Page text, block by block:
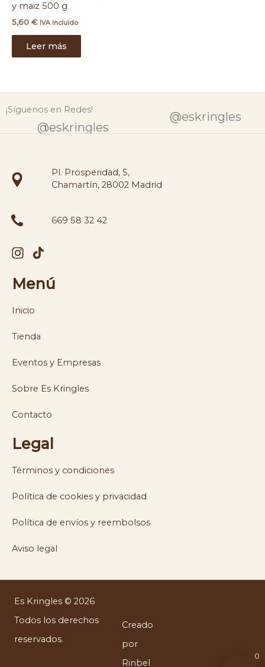
y maiz 500 g
5,60 € IVA incluido
Leer más
¡Síguenos en Redes!
@eskringles
@eskringles
Pl. Prosperidad, 5,
Chamartín, 28002 Madrid
669 58 32 42
Menú
Inicio
Tienda
Eventos y Empresas
Sobre Es Kringles
Contacto
Legal
Términos y condiciones
Política de cookies y privacidad
Política de envíos y reembolsos
Aviso legal
Es Kringles © 2026
Todos los derechos
reservados.
Creado
por
Rinbel
0